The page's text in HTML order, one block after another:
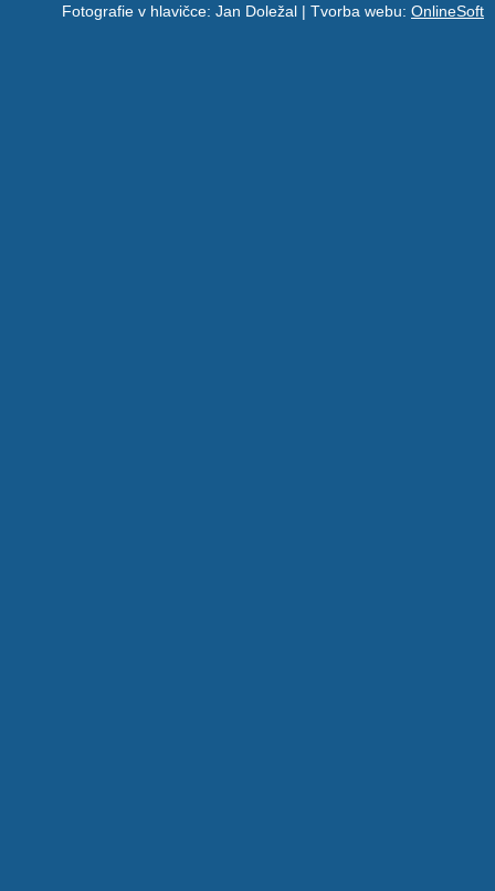
Fotografie v hlavičce: Jan Doležal | Tvorba webu: OnlineSoft